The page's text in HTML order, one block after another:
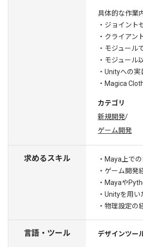
具体的な作業
・ジョイント
・クライアン
・モジュール
・モジュール
・Unityへの実
・Magica
カテゴリ
新規開発/
ゲーム開発
求めるスキル
・Maya上で
・ゲーム開発
・Mayaや
・Unityを用
・物理設定の
言語・ツール デザインツー